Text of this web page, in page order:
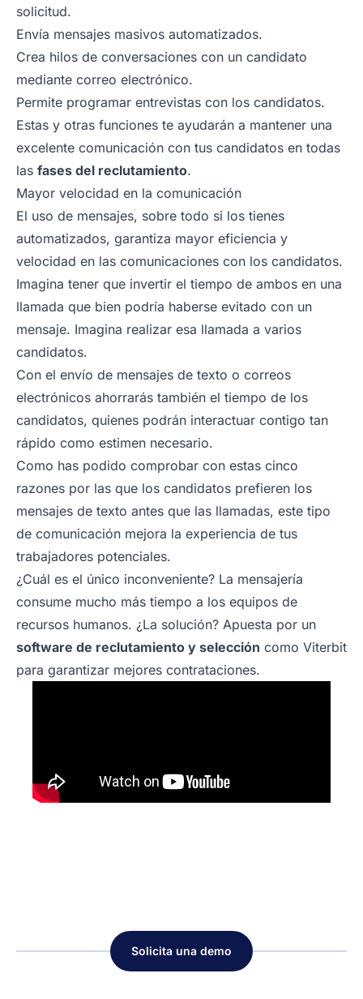
solicitud.
Envía mensajes masivos automatizados.
Crea hilos de conversaciones con un candidato
mediante correo electrónico.
Permite programar entrevistas con los candidatos.
Estas y otras funciones te ayudarán a mantener una
excelente comunicación con tus candidatos en todas
las fases del reclutamiento.
Mayor velocidad en la comunicación
El uso de mensajes, sobre todo si los tienes
automatizados, garantiza mayor eficiencia y
velocidad en las comunicaciones con los candidatos.
Imagina tener que invertir el tiempo de ambos en una
llamada que bien podría haberse evitado con un
mensaje. Imagina realizar esa llamada a varios
candidatos.
Con el envío de mensajes de texto o correos
electrónicos ahorrarás también el tiempo de los
candidatos, quienes podrán interactuar contigo tan
rápido como estimen necesario.
Como has podido comprobar con estas cinco
razones por las que los candidatos prefieren los
mensajes de texto antes que las llamadas, este tipo
de comunicación mejora la experiencia de tus
trabajadores potenciales.
¿Cuál es el único inconveniente? La mensajería
consume mucho más tiempo a los equipos de
recursos humanos. ¿La solución? Apuesta por un
software de reclutamiento y selección como Viterbit
para garantizar mejores contrataciones.
Solicita una demo